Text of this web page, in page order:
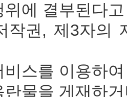
에 결부된다
작권, 제3자의
스를 이용하
물을 게재하